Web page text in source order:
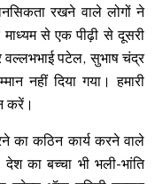
रखने वाले लोगों ने
से एक पीढ़ी से दूसरी
वल्लभभाई पटेल, सुभाष चंद्र
नहीं दिया गया। हमारी
करें।
का कठिन कार्य करने वाले
का बच्चा भी भली-भांति